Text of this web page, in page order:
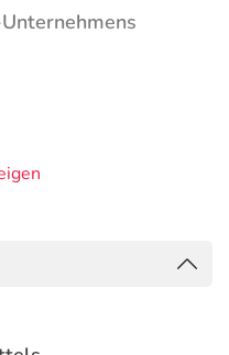
(wie z. B. Zutaten,
als pdf